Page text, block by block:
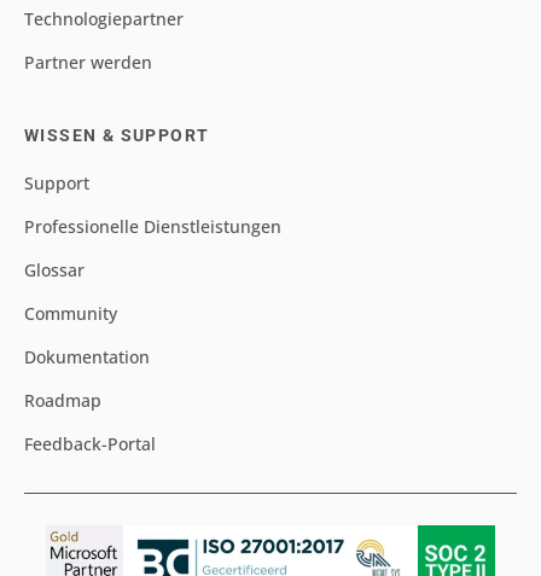
Technologiepartner
Partner werden
WISSEN & SUPPORT
Support
Professionelle Dienstleistungen
Glossar
Community
Dokumentation
Roadmap
Feedback-Portal